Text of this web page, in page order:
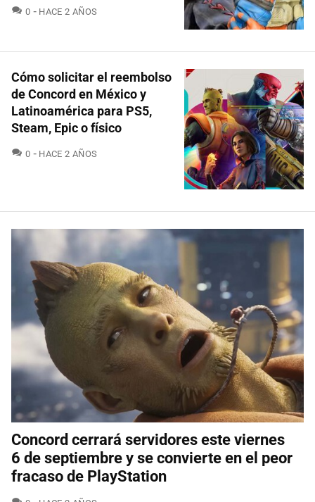
0 COMENTARIOS
HACE 2 AÑOS
Cómo solicitar el reembolso
de Concord en México y
Latinoamérica para PS5,
Steam, Epic o físico
0 COMENTARIOS
HACE 2 AÑOS
Concord cerrará servidores este viernes
6 de septiembre y se convierte en el peor
fracaso de PlayStation